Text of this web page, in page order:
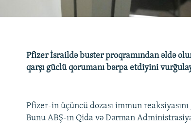
Pfizer İsraildə buster proqramından əldə
qarşı güclü qorumanı bərpa etdiyini
Pfizer-in üçüncü dozası immun
Bunu ABŞ-ın Qida və Dərman